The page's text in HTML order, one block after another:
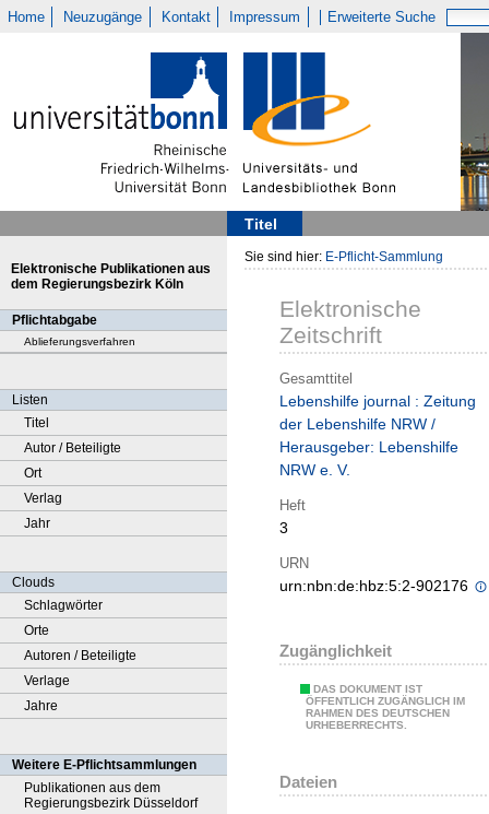
Home Neuzugänge Kontakt Impressum Erweiterte Suche
Titel
Elektronische Publikationen aus
dem Regierungsbezirk Köln
Pflichtabgabe
Ablieferungsverfahren
Listen
Titel
Autor / Beteiligte
Ort
Verlag
Jahr
Clouds
Schlagwörter
Orte
Autoren / Beteiligte
Verlage
Jahre
Weitere E-Pflichtsammlungen
Publikationen aus dem
Regierungsbezirk Düsseldorf
Sie sind hier: E-Pflicht-Sammlung
Elektronische
Zeitschrift
Gesamttitel
Lebenshilfe journal : Zeitung
der Lebenshilfe NRW /
Herausgeber: Lebenshilfe
NRW e. V.
Heft
3
URN
urn:nbn:de:hbz:5:2-902176
Zugänglichkeit
DAS DOKUMENT IST
ÖFFENTLICH ZUGÄNGLICH IM
RAHMEN DES DEUTSCHEN
URHEBERRECHTS.
Dateien